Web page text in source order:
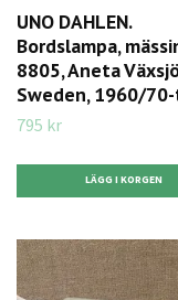
UNO DAHLEN.
Bordslampa,
8805, Aneta
Sweden, 1960/
795 kr